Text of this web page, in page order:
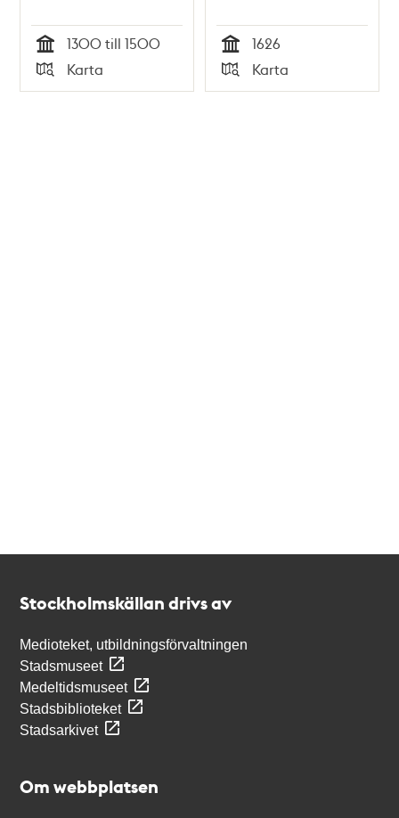
Tid
1300 till 1500
Typ
Karta Tid
1626
Typ
Karta
Stockholmskällan drivs av
Medioteket, utbildningsförvaltningen
Stadsmuseet
Medeltidsmuseet
Stadsbiblioteket
Stadsarkivet
Om webbplatsen